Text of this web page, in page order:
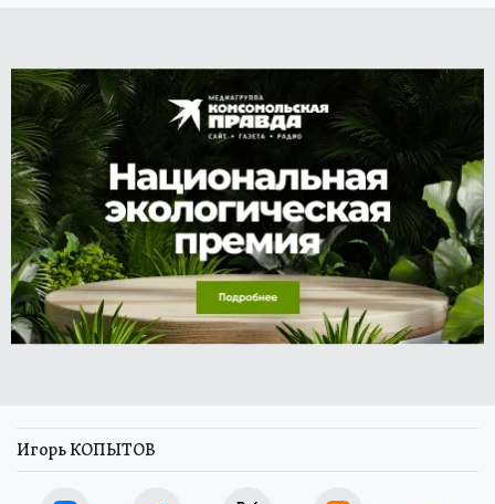
Игорь КОПЫТОВ